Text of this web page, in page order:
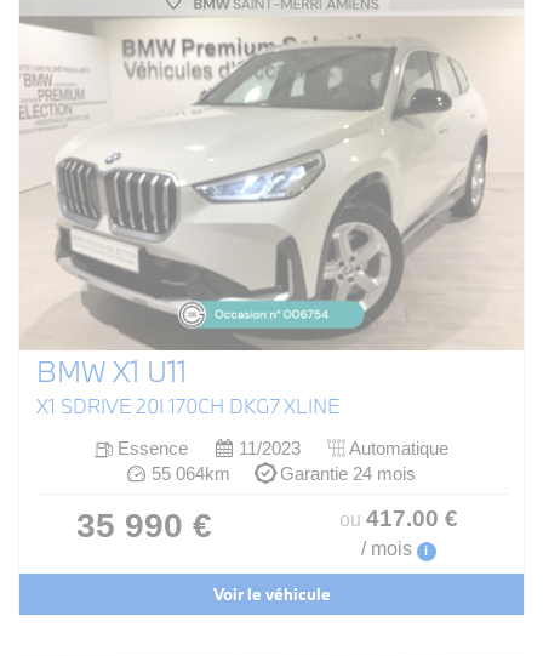
BMW X1 U11
X1 SDRIVE 20I 170CH DKG7 XLINE
Essence 11/2023
Automatique
55 064km
Garantie 24 mois
35 990 € ou 417.00 €
/ mois i
Voir le véhicule